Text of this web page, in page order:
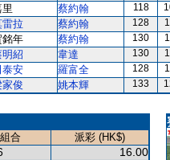
里 蔡約翰 118
雷拉 蔡約翰 128
銘年 蔡約翰 130
明紹 韋達 130
泰安 羅富全 128
家俊 姚本輝 133
合
派彩 (HK$)
16.00